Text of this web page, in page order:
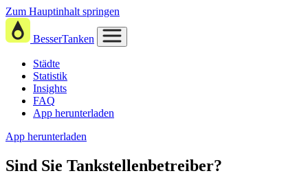
Zum Hauptinhalt springen
BesserTanken
Städte
Statistik
Insights
FAQ
App herunterladen
App herunterladen
Sind Sie Tankstellenbetreiber?